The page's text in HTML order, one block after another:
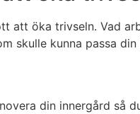
att öka trivseln. Vad
skulle kunna passa din
din innergård